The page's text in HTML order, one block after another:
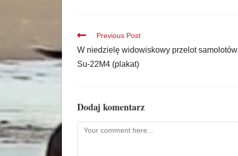
Previous Post
W niedzielę widowiskowy przelot samolotów
Su-22M4 (plakat)
Dodaj komentarz